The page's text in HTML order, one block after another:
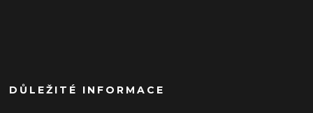
DŮLEŽITÉ INFORMACE